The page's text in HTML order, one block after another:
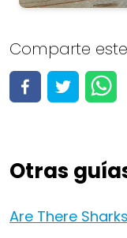
Ver todas
Ver
Comparte
Otras
Are There